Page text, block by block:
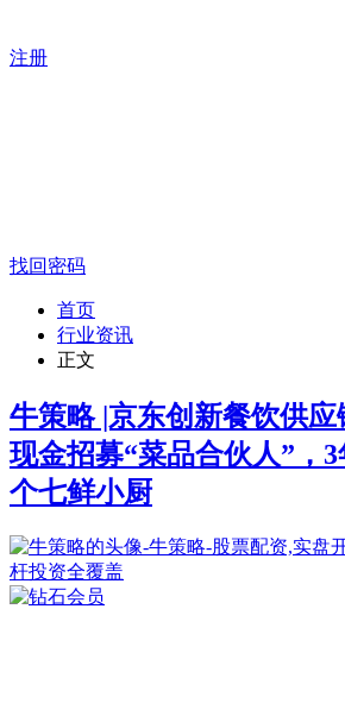
注册
找回密码
首页
行业资讯
正文
牛策略 |京东创新餐饮供应
现金招募“菜品合伙人”，3
个七鲜小厨